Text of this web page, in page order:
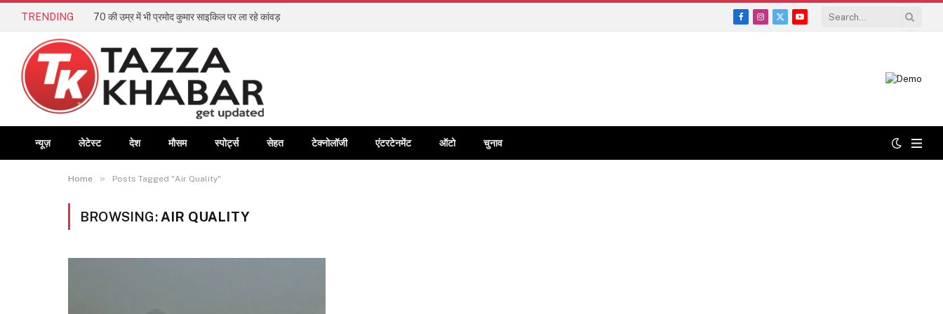
TRENDING 70 की उम्र में भी प्रमोद कुमार साइकिल पर ला रहे कांवड़
Facebook
Instagram
X
YouTube
न्यूज़ लेटेस्ट देश मौसम स्पोर्ट्स सेहत टेक्नोलॉजी एंटरटेनमेंट ऑटो चुनाव
Home » Posts Tagged "Air Quality"
BROWSING: AIR QUALITY